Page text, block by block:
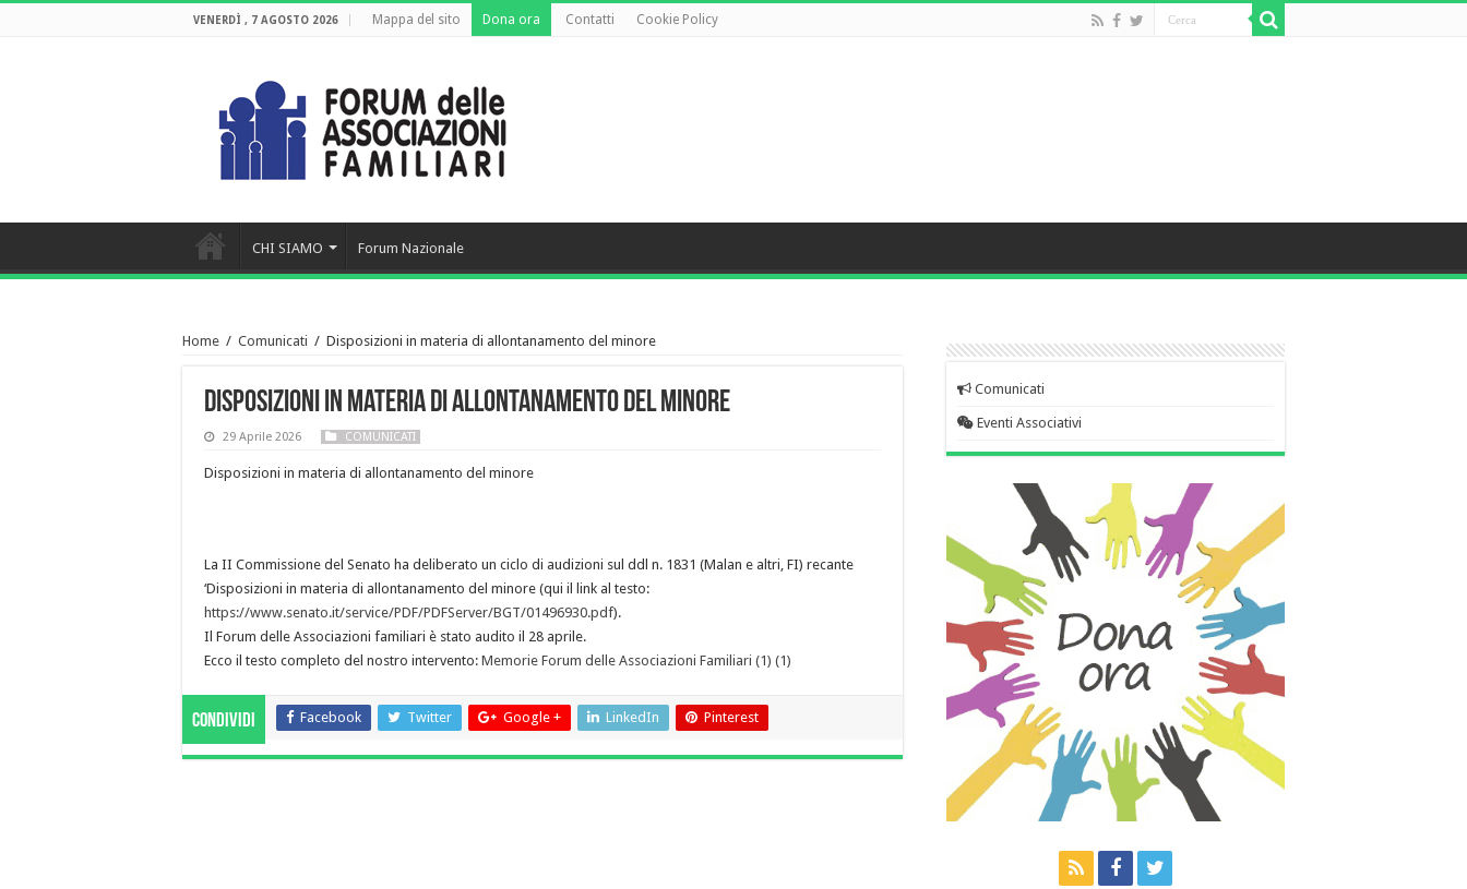
VENERDÌ , 7 AGOSTO 2026 Mappa del sito Dona ora Contatti Cookie Policy
CHI SIAMO Forum Nazionale
Home / Comunicati / Disposizioni in materia di allontanamento del minore
Disposizioni in materia di allontanamento del minore
29 Aprile 2026 COMUNICATI
Disposizioni in materia di allontanamento del minore
La II Commissione del Senato ha deliberato un ciclo di audizioni sul ddl n. 1831 (Malan e altri, FI) recante
‘Disposizioni in materia di allontanamento del minore (qui il link al testo:
https://www.senato.it/service/PDF/PDFServer/BGT/01496930.pdf).
Il Forum delle Associazioni familiari è stato audito il 28 aprile.
Ecco il testo completo del nostro intervento: Memorie Forum delle Associazioni Familiari (1) (1)
Condividi Facebook Twitter Google + LinkedIn Pinterest
Comunicati
Eventi Associativi